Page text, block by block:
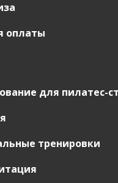
оплаты
для пилатес-
тренировки